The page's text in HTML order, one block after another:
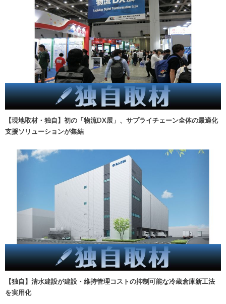
【現地取材・独自】初の「物流DX展」、サプライチェーン全体の最適化
支援ソリューションが集結
【独自】清水建設が建設・維持管理コストの抑制可能な冷蔵倉庫新工法
を実用化